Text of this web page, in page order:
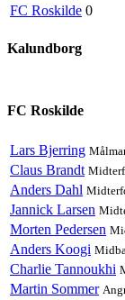
FC Roskilde 0
Kalundborg
FC Roskilde
Lars Bjerring
Claus Brandt
Anders Dahl
Jannick Larsen
Morten Pedersen
Anders Koogi
Charlie Tannoukhi
Martin Sommer